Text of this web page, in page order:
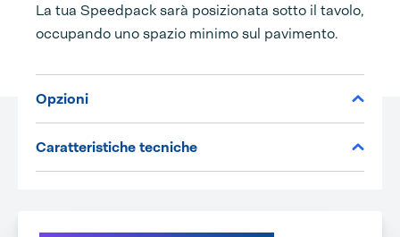
La tua Speedpack sarà posizionata sotto il tavolo,
occupando uno spazio minimo sul pavimento.
Opzioni
Caratteristiche tecniche